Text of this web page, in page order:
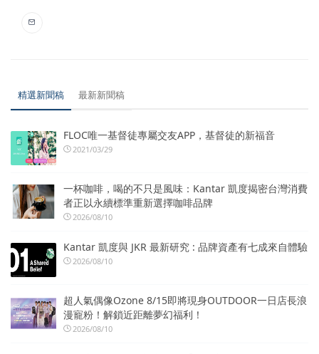
精選新聞稿 最新新聞稿
FLOC唯一基督徒專屬交友APP，基督徒的新福音
2021/03/29
一杯咖啡，喝的不只是風味：Kantar 凱度揭密台灣消費
者正以永續標準重新選擇咖啡品牌
2026/08/10
Kantar 凱度與 JKR 最新研究 : 品牌資產有七成來自體驗
2026/08/10
超人氣偶像Ozone 8/15即將現身OUTDOOR一日店長浪
漫寵粉！解鎖近距離夢幻福利！
2026/08/10